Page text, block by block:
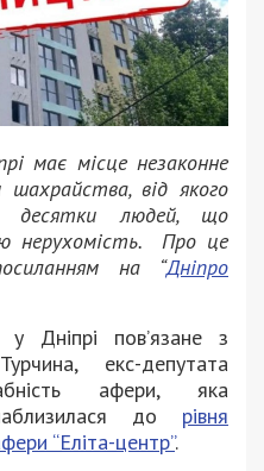
має місце незаконне
від якого
десятки людей, що
нерухомість. Про це
на “Дніпро
у Дніпрі пов’язане з
екс-депутата
афери, яка
до рівня
“Еліта-центр”.